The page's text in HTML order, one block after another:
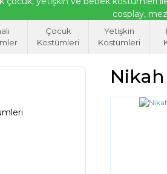
cosplay,
Çocuk
Kostümleri
Yetişkin
Kostümleri